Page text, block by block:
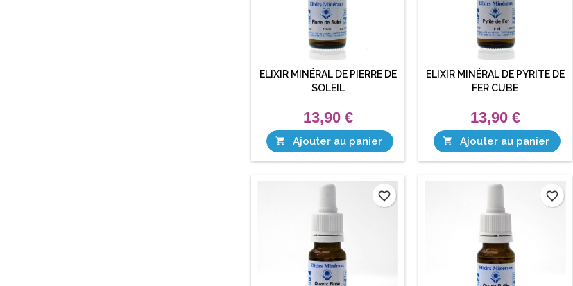
ELIXIR MINÉRAL DE PIERRE DE
SOLEIL
13,90 €
 Ajouter au panier
ELIXIR MINÉRAL DE PYRITE DE
FER CUBE
13,90 €
 Ajouter au panier
favorite_border favorite_border